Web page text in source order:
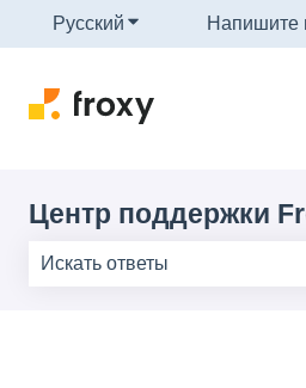
Русский Показать подменю
Напишите
Центр поддержки